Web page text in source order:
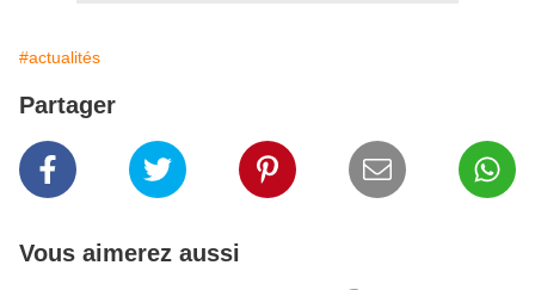
#actualités
Partager
Vous aimerez aussi